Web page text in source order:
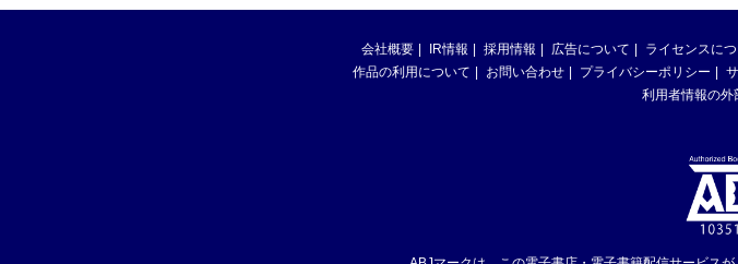
会社概要 IR情報 採用情報 広告について ライセンスに
作品の利用について
お問い合わせ プライバシーポリシー
利用者情報の外